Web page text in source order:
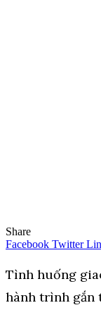
Share
Facebook Twitter
Tình huống
hành trình gắn